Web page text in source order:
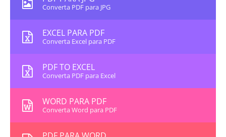
Converta PDF para JPG
EXCEL PARA PDF
Converta Excel para PDF
PDF TO EXCEL
Converta PDF para Excel
WORD PARA PDF
Converta Word para PDF